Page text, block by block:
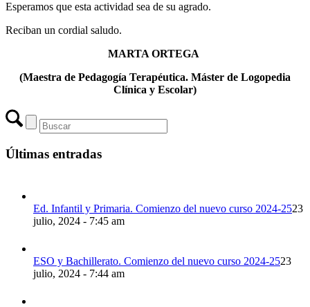
Esperamos que esta actividad sea de su agrado.
Reciban un cordial saludo.
MARTA ORTEGA
(Maestra de Pedagogía Terapéutica. Máster de Logopedia
Clínica y Escolar)
Últimas entradas
Ed. Infantil y Primaria. Comienzo del nuevo curso 2024-2523
julio, 2024 - 7:45 am
ESO y Bachillerato. Comienzo del nuevo curso 2024-2523
julio, 2024 - 7:44 am